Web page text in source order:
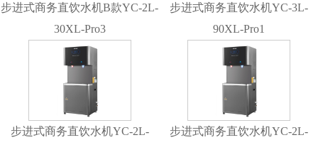
步进式商务直饮水机B款YC-2L-
30XL-Pro3
步进式商务直饮水机YC-3L-
90XL-Pro1
步进式商务直饮水机YC-2L-
步进式商务直饮水机YC-2L-